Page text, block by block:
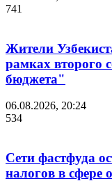
741
Жители
рамках второго
бюджета"
06.08.2026, 20:24
534
Сети фастфуда
налогов в сфере